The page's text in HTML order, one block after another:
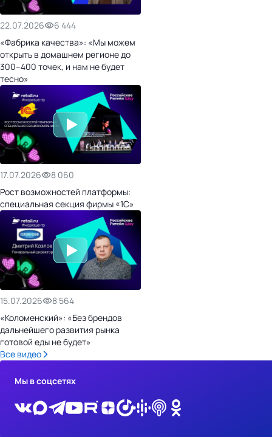
22.07.2026
6 444
«Фабрика качества»: «Мы можем
открыть в домашнем регионе до
300–400 точек, и нам не будет
тесно»
17.07.2026
8 060
Рост возможностей платформы:
специальная секция фирмы «1С»
15.07.2026
8 564
«Коломенский»: «Без брендов
дальнейшего развития рынка
готовой еды не будет»
Все видео
Мы в соцсетях